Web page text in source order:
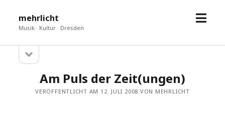
mehrlicht
Musik · Kultur · Dresden
Menü
Sidebar
öffnen
Am Puls der Zeit(ungen)
VERÖFFENTLICHT AM 12. JULI 2008 VON MEHRLICHT